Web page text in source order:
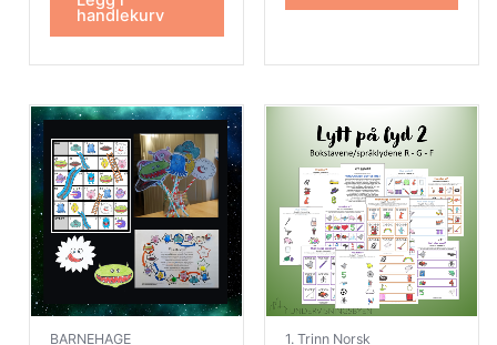
handlekurv
BARNEHAGE 1. Trinn Norsk